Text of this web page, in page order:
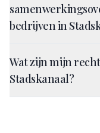
bedrijven in
Wat zijn mijn
Stadskanaal?